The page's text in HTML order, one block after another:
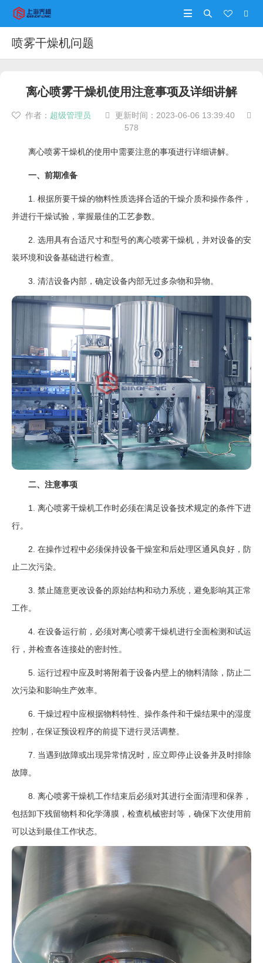




喷雾干燥机问题
离心喷雾干燥机使用注意事项及详细讲解
 作者： 超级管理员  更新时间： 2023-06-06 13:39:40 
578
离心喷雾干燥机的使用中需要注意的事项进行详细讲解。
一、前期准备
1. 根据所要干燥的物料性质选择合适的干燥介质和操作条件，
并进行干燥试验，掌握最佳的工艺参数。
2. 选用具有合适尺寸和型号的离心喷雾干燥机，并对设备的安
装环境和设备基础进行检查。
3. 清洁设备内部，确定设备内部无过多杂物和异物。
二、注意事项
1. 离心喷雾干燥机工作时必须在满足设备技术规定的条件下进
行。
2. 在操作过程中必须保持设备干燥室和后处理区通风良好，防
止二次污染。
3. 禁止随意更改设备的原始结构和动力系统，避免影响其正常
工作。
4. 在设备运行前，必须对离心喷雾干燥机进行全面检测和试运
行，并检查各连接处的密封性。
5. 运行过程中应及时将附着于设备内壁上的物料清除，防止二
次污染和影响生产效率。
6. 干燥过程中应根据物料特性、操作条件和干燥结果中的湿度
控制，在保证预设程序的前提下进行灵活调整。
7. 当遇到故障或出现异常情况时，应立即停止设备并及时排除
故障。
8. 离心喷雾干燥机工作结束后必须对其进行全面清理和保养，
包括卸下残留物料和化学薄膜，检查机械密封等，确保下次使用前
可以达到最佳工作状态。